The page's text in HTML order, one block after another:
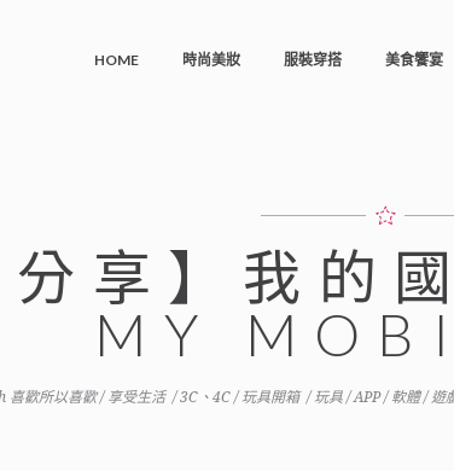
HOME 時尚美妝 服裝穿搭 美食饗宴
分享】我的
MY
喜歡所以喜歡/享受生活 /3C、4C / 玩具開箱 /玩具 / APP / 軟體 / 遊